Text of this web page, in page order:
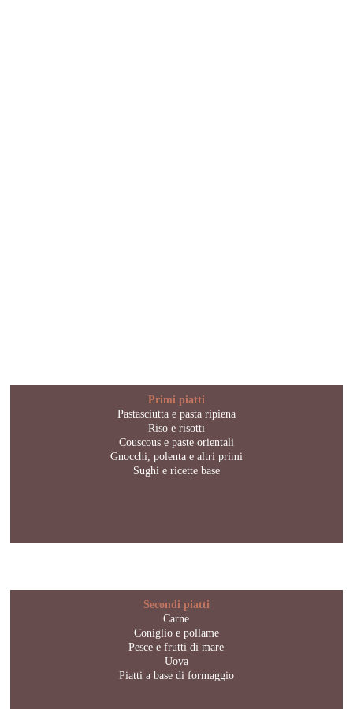
Primi piatti
Pastasciutta e pasta ripiena
Riso e risotti
Couscous e paste orientali
Gnocchi, polenta e altri primi
Sughi e ricette base
Secondi piatti
Carne
Coniglio e pollame
Pesce e frutti di mare
Uova
Piatti a base di formaggio